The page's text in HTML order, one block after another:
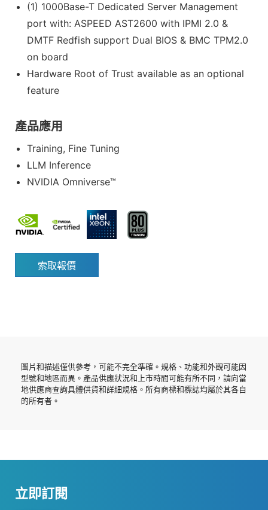
(1) 1000Base-T Dedicated Server Management
port with: ASPEED AST2600 with IPMI 2.0 &
DMTF Redfish support Dual BIOS & BMC TPM2.0
on board
Hardware Root of Trust available as an optional
feature
產品應用
Training, Fine Tuning
LLM Inference
NVIDIA Omniverse™
索取報價
圖片和描述僅供參考，可能不完全準確。規格、功能和外觀可能因
型號和地區而異。產品供應狀況和上市時間可能有所不同，請向當
地供應商查詢具體供貨和詳細規格。所有商標和標誌均屬於其各自
的所有者。
立即訂閱